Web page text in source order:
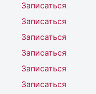
Записаться
Записаться
Записаться
Записаться
Записаться
Записаться